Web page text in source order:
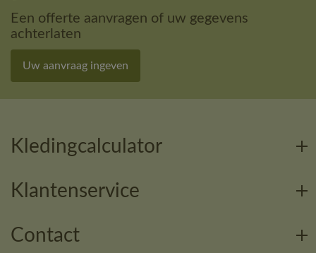
Een offerte aanvragen of uw gegevens
achterlaten
Uw aanvraag ingeven
Kledingcalculator
Klantenservice
Contact